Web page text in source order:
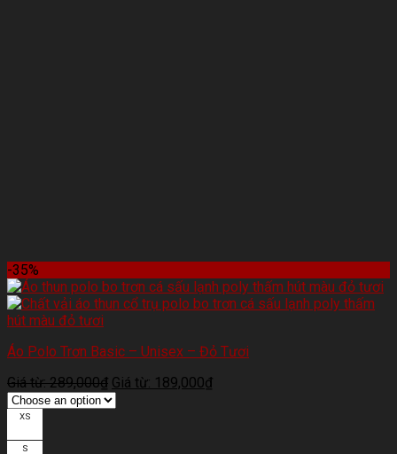
-35%
Áo Polo Trơn Basic – Unisex – Đỏ Tươi
Giá từ:289,000₫ Giá từ: 189,000₫
XS
S